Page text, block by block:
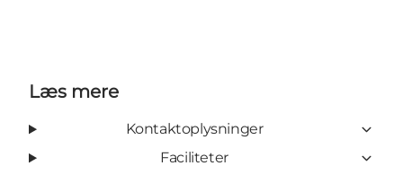
Læs mere
Kontaktoplysninger
Faciliteter